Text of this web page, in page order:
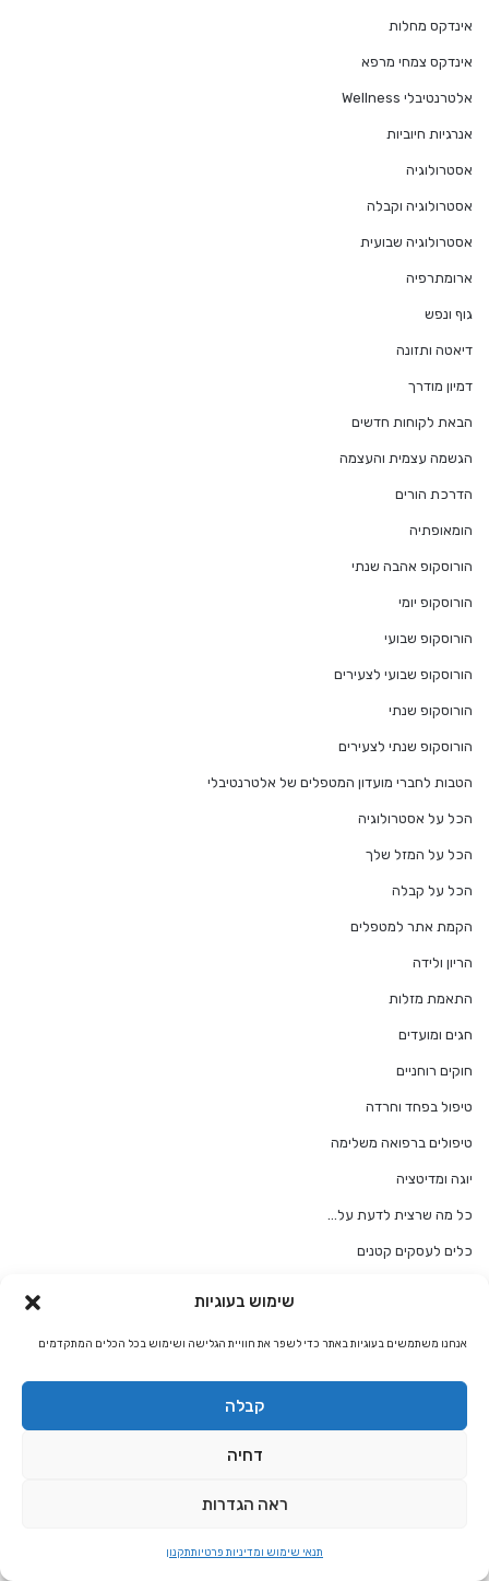
שימוש בעוגיות
אנחנו משתמשים בעוגיות באתר כדי לשפר את חוויית הגלישה ושימוש בכל הכלים המתקדמים
קבלה
דחיה
ראה הגדרות
תנאי שימוש ומדיניות פרטיותתקנון
אינדקס מחלות
אינדקס צמחי מרפא
אלטרנטיבלי Wellness
אנרגיות חיוביות
אסטרולוגיה
אסטרולוגיה וקבלה
אסטרולוגיה שבועית
ארומתרפיה
גוף ונפש
דיאטה ותזונה
דמיון מודרך
הבאת לקוחות חדשים
הגשמה עצמית והעצמה
הדרכת הורים
הומאופתיה
הורוסקופ אהבה שנתי
הורוסקופ יומי
הורוסקופ שבועי
הורוסקופ שבועי לצעירים
הורוסקופ שנתי
הורוסקופ שנתי לצעירים
הטבות לחברי מועדון המטפלים של אלטרנטיבלי
הכל על אסטרולוגיה
הכל על המזל שלך
הכל על קבלה
הקמת אתר למטפלים
הריון ולידה
התאמת מזלות
חגים ומועדים
חוקים רוחניים
טיפול בפחד וחרדה
טיפולים ברפואה משלימה
יוגה ומדיטציה
כל מה שרצית לדעת על…
כלים לעסקים קטנים
מועדון המטפלים של אלטרנטיבלי